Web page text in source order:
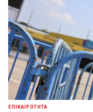
ΕΠΙΚΑΙΡΟΤΗΤΑ